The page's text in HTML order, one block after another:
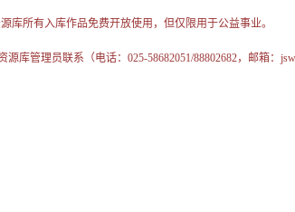
库所有入库作品免费开放使用，但仅限用于公益事业。
库管理员联系（电话：025-58682051/88802682，邮箱：